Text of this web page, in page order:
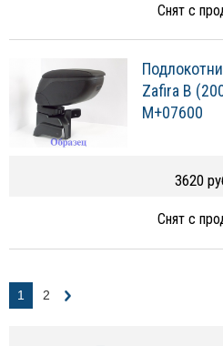
Снят с
Zafira B
M+07600
3620
Снят с
1 2